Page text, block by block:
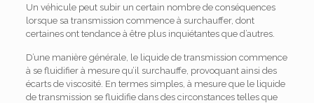
Un véhicule peut subir un certain nombre de conséquences
lorsque sa transmission commence à surchauffer, dont
certaines ont tendance à être plus inquiétantes que d’autres.
D’une manière générale, le liquide de transmission commence
à se fluidifier à mesure qu’il surchauffe, provoquant ainsi des
écarts de viscosité. En termes simples, à mesure que le liquide
de transmission se fluidifie dans des circonstances telles que